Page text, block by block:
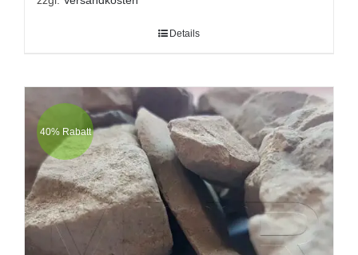
Details
40% Rabatt